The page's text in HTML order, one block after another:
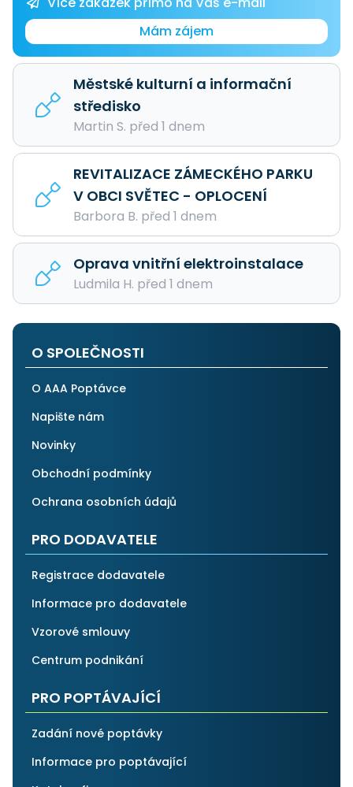
Mám zájem
Městské kulturní a informační
středisko
Martin S. před 1 dnem
REVITALIZACE ZÁMECKÉHO PARKU
V OBCI SVĚTEC - OPLOCENÍ
Barbora B. před 1 dnem
Oprava vnitřní elektroinstalace
Ludmila H. před 1 dnem
O SPOLEČNOSTI
O AAA Poptávce
Napište nám
Novinky
Obchodní podmínky
Ochrana osobních údajů
PRO DODAVATELE
Registrace dodavatele
Informace pro dodavatele
Vzorové smlouvy
Centrum podnikání
PRO POPTÁVAJÍCÍ
Zadání nové poptávky
Informace pro poptávající